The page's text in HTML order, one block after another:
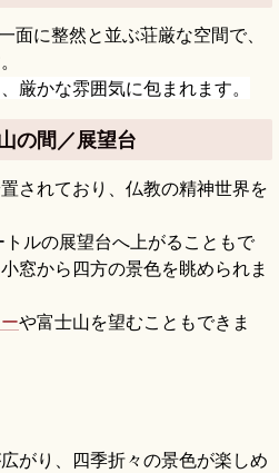
に整然と並ぶ荘厳な空間で、
厳かな雰囲気に包まれます。
の間／展望台
されており、仏教の精神世界を
ルの展望台へ上がることもで
窓から四方の景色を眺められま
や富士山を望むこともできま
がり、四季折々の景色が楽しめ